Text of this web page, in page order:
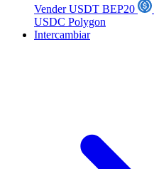
Vender USDT BEP20
USDC Polygon
Intercambiar